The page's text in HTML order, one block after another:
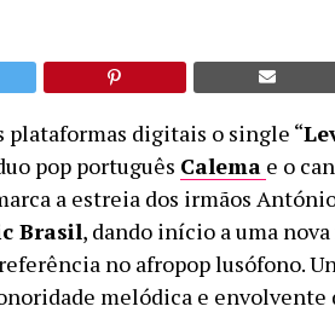
plataformas digitais o single “
pop português Calema e o
a estreia dos irmãos
Brasil, dando início a uma nova
no afropop lusófono.
melódica e envolvente